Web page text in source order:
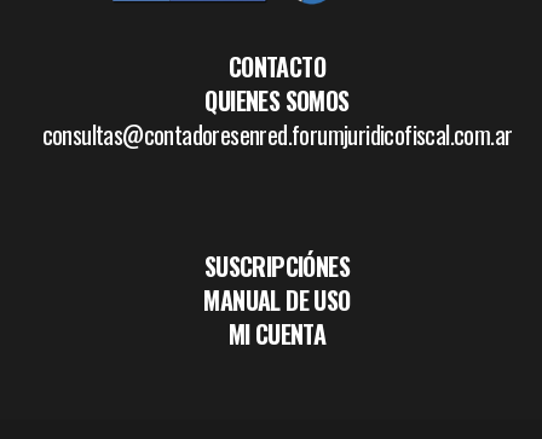
CONTACTO
QUIENES SOMOS
consultas@contadoresenred.forumjuridicofiscal.com.ar
SUSCRIPCIÓNES
MANUAL DE USO
MI CUENTA